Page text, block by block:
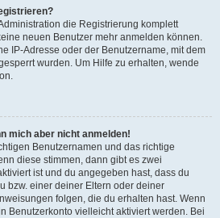
die Registrierung komplett
neuen Benutzer mehr anmelden können.
IP-Adresse oder der Benutzername, mit dem
wurden. Um Hilfe zu erhalten, wende
mich aber nicht anmelden!
Benutzernamen und das richtige
diese stimmen, dann gibt es zwei
ist und du angegeben hast, dass du
bzw. einer deiner Eltern oder deiner
folgen, die du erhalten hast. Wenn
Benutzerkonto vielleicht aktiviert werden. Bei